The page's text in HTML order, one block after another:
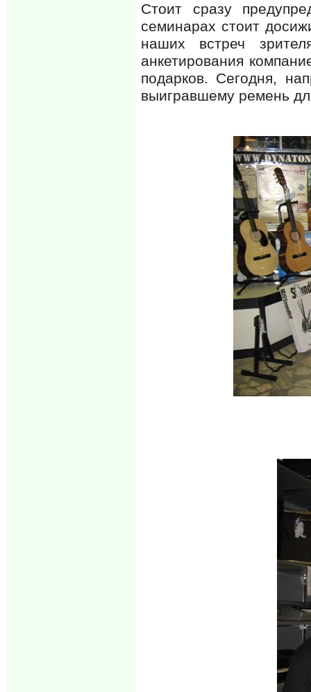
Стоит сразу
семинарах стоит
наших встреч
анкетирования
подарков. Сегодня,
выигравшему ремень